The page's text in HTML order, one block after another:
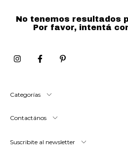
No tenemos resultados
Por favor, intentá
Categorías
Contactános
Suscribite al newsletter